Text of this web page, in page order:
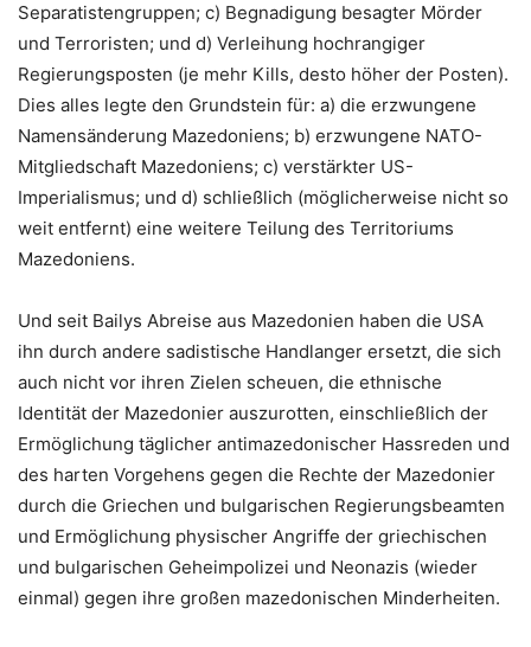
Separatistengruppen; c) Begnadigung besagter Mörder
und Terroristen; und d) Verleihung hochrangiger
Regierungsposten (je mehr Kills, desto höher der Posten).
Dies alles legte den Grundstein für: a) die erzwungene
Namensänderung Mazedoniens; b) erzwungene NATO-
Mitgliedschaft Mazedoniens; c) verstärkter US-
Imperialismus; und d) schließlich (möglicherweise nicht so
weit entfernt) eine weitere Teilung des Territoriums
Mazedoniens.
Und seit Bailys Abreise aus Mazedonien haben die USA
ihn durch andere sadistische Handlanger ersetzt, die sich
auch nicht vor ihren Zielen scheuen, die ethnische
Identität der Mazedonier auszurotten, einschließlich der
Ermöglichung täglicher antimazedonischer Hassreden und
des harten Vorgehens gegen die Rechte der Mazedonier
durch die Griechen und bulgarischen Regierungsbeamten
und Ermöglichung physischer Angriffe der griechischen
und bulgarischen Geheimpolizei und Neonazis (wieder
einmal) gegen ihre großen mazedonischen Minderheiten.